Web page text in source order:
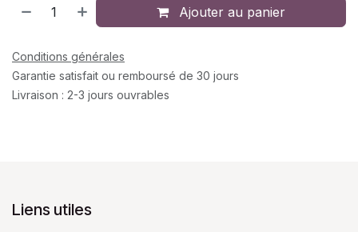
Ajouter au panier
Conditions générales
Garantie satisfait ou remboursé de 30 jours
Livraison : 2-3 jours ouvrables
Liens utiles